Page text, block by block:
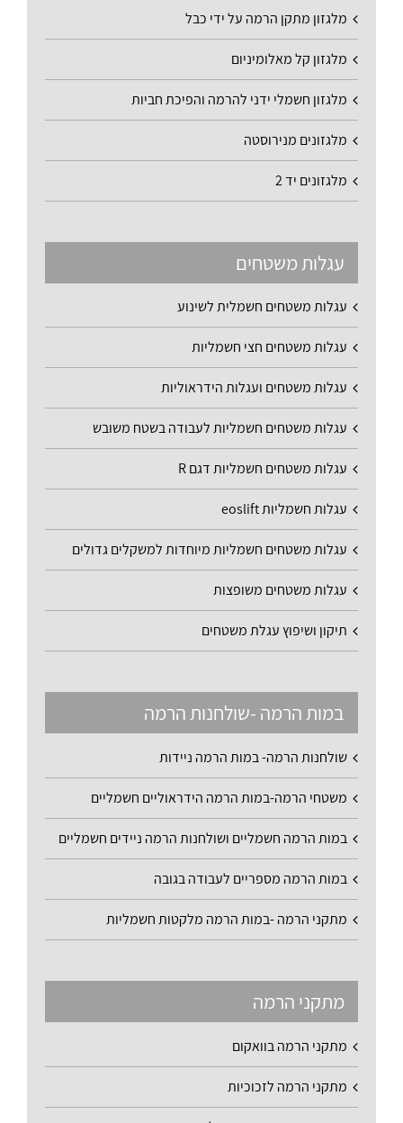
מלגזון מתקן הרמה על ידי כבל
מלגזון קל מאלומיניום
מלגזון חשמלי ידני להרמה והפיכת חביות
מלגזונים מנירוסטה
מלגזונים יד 2
עגלות משטחים
עגלות משטחים חשמלית לשינוע
עגלות משטחים חצי חשמליות
עגלות משטחים ועגלות הידראוליות
עגלות משטחים חשמליות לעבודה בשטח משובש
עגלות משטחים חשמליות דגם R
עגלות חשמליות eoslift
עגלות משטחים חשמליות מיוחדות למשקלים גדולים
עגלות משטחים משופצות
תיקון ושיפוץ עגלת משטחים
במות הרמה -שולחנות הרמה
שולחנות הרמה- במות הרמה ניידות
משטחי הרמה-במות הרמה הידראוליים חשמליים
במות הרמה חשמליים ושולחנות הרמה ניידים חשמליים
במות הרמה מספריים לעבודה בגובה
מתקני הרמה -במות הרמה מלקטות חשמליות
מתקני הרמה
מתקני הרמה בוואקום
מתקני הרמה לזכוכיות